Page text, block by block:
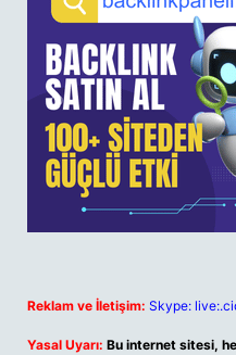
Reklam ve İletişim: Skype:
Yasal Uyarı: Bu internet sitesi,